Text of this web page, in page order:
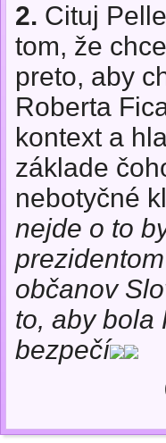
2. Cituj
tom, že
preto, aby
Roberta
kontext a
základe
nebotyčné
nejde o to
občanov
to, aby bola
bez­pečí